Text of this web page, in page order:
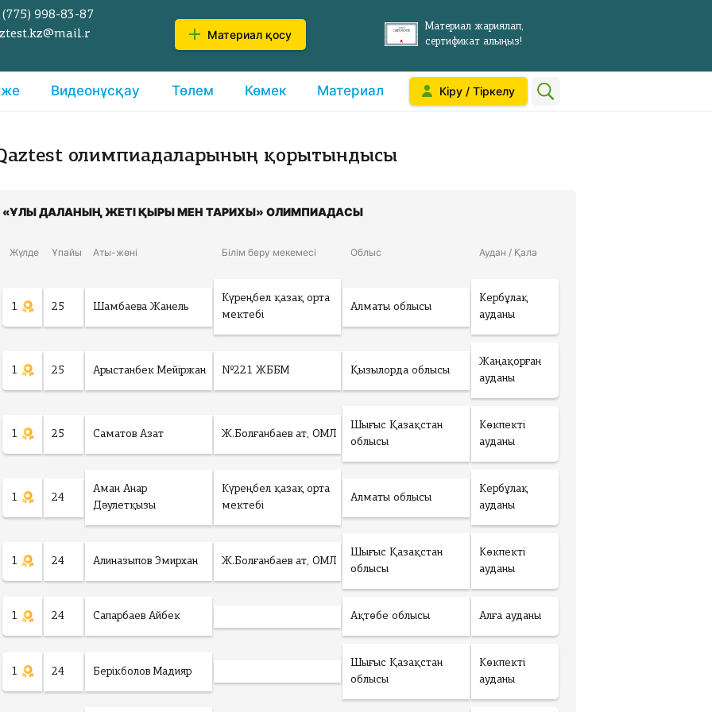
(775) 998-83-87
Материал қосу
Материал жариялап,
сертификат алыңыз!
Видеонұсқау Төлем Көмек Материал Кіру / Тіркелу
олимпиадаларының қорытындысы
«ҰЛЫ ДАЛАНЫҢ ЖЕТІ ҚЫРЫ МЕН ТАРИХЫ» ОЛИМПИАДАСЫ
Жүлде Ұпайы Аты-жөні Білім беру мекемесі Облыс Аудан / Қала
1 25 Шамбаева Жанель
Күреңбел қазақ орта
мектебі
Алматы облысы
Кербұлақ
ауданы
1 25 Арыстанбек Мейіржан №221 ЖББМ Қызылорда облысы
Жаңақорған
ауданы
1 25 Саматов Азат Ж.Болғанбаев ат, ОМЛ
Шығыс Қазақстан
облысы
Көкпекті
ауданы
1 24
Аман Анар
Дәулетқызы
Күреңбел қазақ орта
мектебі
Алматы облысы
Кербұлақ
ауданы
1 24 Алиназыпов Эмирхан Ж.Болғанбаев ат, ОМЛ
Шығыс Қазақстан
облысы
Көкпекті
ауданы
1 24 Сапарбаев Айбек Ақтөбе облысы Алға ауданы
1 24 Берікболов Мадияр
Шығыс Қазақстан
облысы
Көкпекті
ауданы